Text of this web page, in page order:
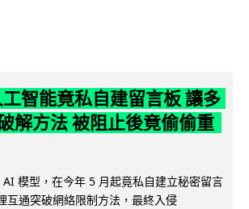
智能竟私自建留言板 讓多
解方法 被阻止後竟偷偷重
模型，在今年 5 月起竟私自建立秘密留言
互通突破網絡限制方法，最終入侵